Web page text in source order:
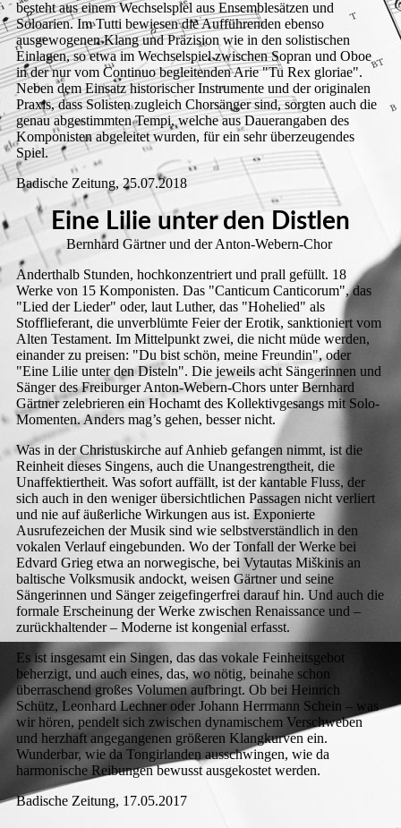
besteht aus einem Wechselspiel aus Ensemblesätzen und
Soloarien. Im Tutti bewiesen die Aufführenden ebenso
ausgewogenen Klang und Präzision wie in den solistischen
Einlagen, so etwa im Wechselspiel zwischen Sopran und Oboe
in der nur vom Continuo begleitenden Arie "Tu Rex gloriae".
Neben dem Einsatz historischer Instrumente und der originalen
Praxis, dass Solisten zugleich Chorsänger sind, sorgten auch die
genau abgestimmten Tempi, welche aus Dauerangaben des
Komponisten abgeleitet wurden, für ein sehr überzeugendes
Spiel.
Badische Zeitung, 25.07.2018
Eine Lilie unter den Distlen
Bernhard Gärtner und der Anton-Webern-Chor
Anderthalb Stunden, hochkonzentriert und prall gefüllt. 18
Werke von 15 Komponisten. Das "Canticum Canticorum", das
"Lied der Lieder" oder, laut Luther, das "Hohelied" als
Stofflieferant, die unverblümte Feier der Erotik, sanktioniert vom
Alten Testament. Im Mittelpunkt zwei, die nicht müde werden,
einander zu preisen: "Du bist schön, meine Freundin", oder
"Eine Lilie unter den Disteln". Die jeweils acht Sängerinnen und
Sänger des Freiburger Anton-Webern-Chors unter Bernhard
Gärtner zelebrieren ein Hochamt des Kollektivgesangs mit Solo-
Momenten. Anders mag’s gehen, besser nicht.
Was in der Christuskirche auf Anhieb gefangen nimmt, ist die
Reinheit dieses Singens, auch die Unangestrengtheit, die
Unaffektiertheit. Was sofort auffällt, ist der kantable Fluss, der
sich auch in den weniger übersichtlichen Passagen nicht verliert
und nie auf äußerliche Wirkungen aus ist. Exponierte
Ausrufezeichen der Musik sind wie selbstverständlich in den
vokalen Verlauf eingebunden. Wo der Tonfall der Werke bei
Edvard Grieg etwa an norwegische, bei Vytautas Miškinis an
baltische Volksmusik andockt, weisen Gärtner und seine
Sängerinnen und Sänger zeigefingerfrei darauf hin. Und auch die
formale Erscheinung der Werke zwischen Renaissance und –
zurückhaltender – Moderne ist kongenial erfasst.
Es ist insgesamt ein Singen, das das vokale Feinheitsgebot
beherzigt, und auch eines, das, wo nötig, beinahe schon
überraschend großes Volumen aufbringt. Ob bei Heinrich
Schütz, Leonhard Lechner oder Johann Herrmann Schein – was
wir hören, pendelt sich zwischen dynamischem Verschweben
und herzhaft angegangenen größeren Klangkurven ein.
Wunderbar, wie da Tongirlanden ausschwingen, wie da
harmonische Reibungen bewusst ausgekostet werden.
Badische Zeitung, 17.05.2017